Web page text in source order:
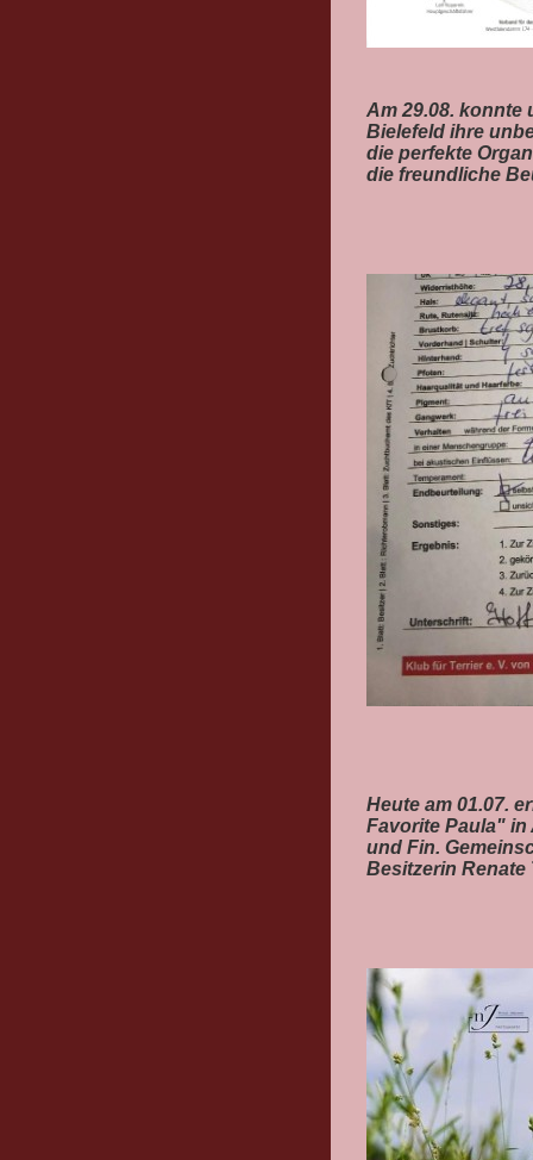
Am 29.08. konnte
Bielefeld ihre
die perfekte
die freundliche
Heute am 01.07.
Favorite Paula"
und Fin.
Besitzerin Renate